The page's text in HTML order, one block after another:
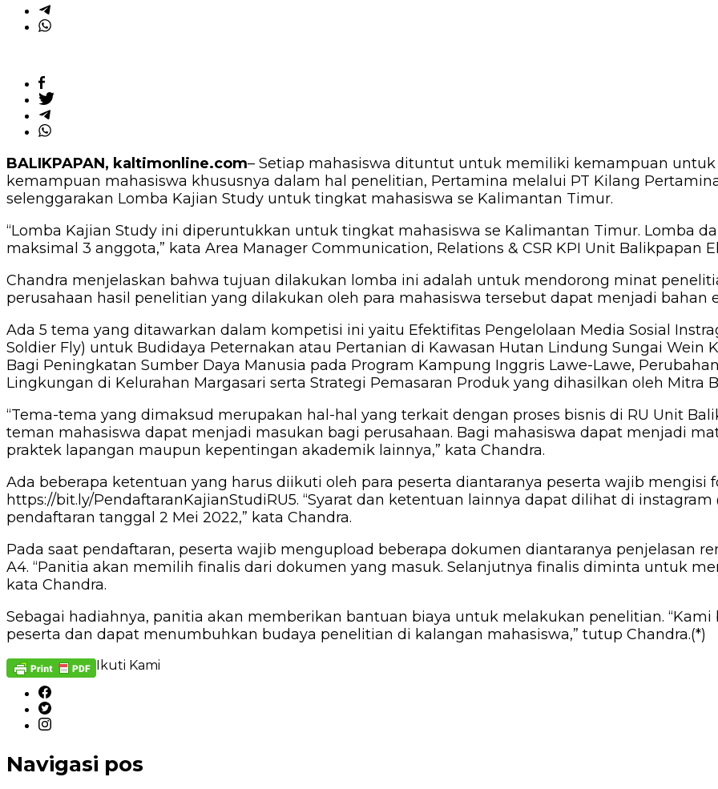
BALIKPAPAN, kaltimonline.com– Setiap mahasiswa dituntut untuk memiliki kemampuan
kemampuan mahasiswa khususnya dalam hal penelitian, Pertamina melalui PT Kilang
selenggarakan Lomba Kajian Study untuk tingkat mahasiswa se Kalimantan Timur.
“Lomba Kajian Study ini diperuntukkan untuk tingkat mahasiswa se Kalimantan Timur. Lomba
maksimal 3 anggota,” kata Area Manager Communication, Relations & CSR KPI Unit Balikpapan
Chandra menjelaskan bahwa tujuan dilakukan lomba ini adalah untuk mendorong minat
perusahaan hasil penelitian yang dilakukan oleh para mahasiswa tersebut dapat menjadi bahan
Ada 5 tema yang ditawarkan dalam kompetisi ini yaitu Efektifitas Pengelolaan Media Sosial
Soldier Fly) untuk Budidaya Peternakan atau Pertanian di Kawasan Hutan Lindung Sungai Wein
Bagi Peningkatan Sumber Daya Manusia pada Program Kampung Inggris Lawe-Lawe,
Lingkungan di Kelurahan Margasari serta Strategi Pemasaran Produk yang dihasilkan oleh Mitra
“Tema-tema yang dimaksud merupakan hal-hal yang terkait dengan proses bisnis di RU Unit
teman mahasiswa dapat menjadi masukan bagi perusahaan. Bagi mahasiswa dapat menjadi
praktek lapangan maupun kepentingan akademik lainnya,” kata Chandra.
Ada beberapa ketentuan yang harus diikuti oleh para peserta diantaranya peserta wajib mengisi
https://bit.ly/PendaftaranKajianStudiRU5. “Syarat dan ketentuan lainnya dapat dilihat di
pendaftaran tanggal 2 Mei 2022,” kata Chandra.
Pada saat pendaftaran, peserta wajib mengupload beberapa dokumen diantaranya penjelasan
A4. “Panitia akan memilih finalis dari dokumen yang masuk. Selanjutnya finalis diminta untuk
kata Chandra.
Sebagai hadiahnya, panitia akan memberikan bantuan biaya untuk melakukan penelitian.
peserta dan dapat menumbuhkan budaya penelitian di kalangan mahasiswa,” tutup Chandra.(*)
Ikuti Kami
Navigasi pos